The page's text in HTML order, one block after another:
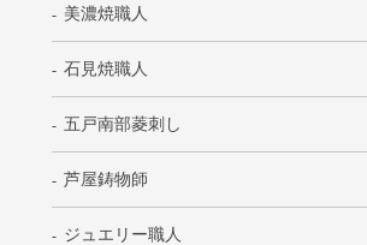
美濃焼職人
石見焼職人
五戸南部菱刺し
芦屋鋳物師
ジュエリー職人